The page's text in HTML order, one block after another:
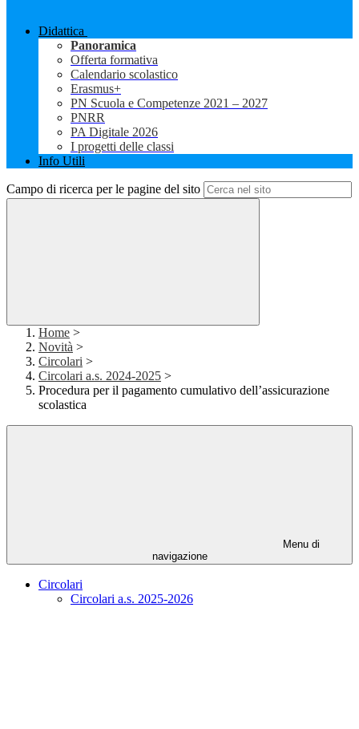
Didattica
Panoramica
Offerta formativa
Calendario scolastico
Erasmus+
PN Scuola e Competenze 2021 – 2027
PNRR
PA Digitale 2026
I progetti delle classi
Info Utili
Campo di ricerca per le pagine del sito
Home >
Novità >
Circolari >
Circolari a.s. 2024-2025 >
Procedura per il pagamento cumulativo dell’assicurazione
scolastica
Menu di
navigazione
Circolari
Circolari a.s. 2025-2026